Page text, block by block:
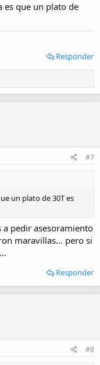
es que un plato de
Responder
#7
un plato de 30T es
pedir asesoramiento
maravillas... pero si
Responder
#8